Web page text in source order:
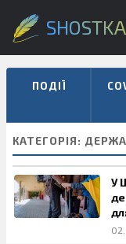
ПОДІЇ
КАТЕГОРІЯ:
У